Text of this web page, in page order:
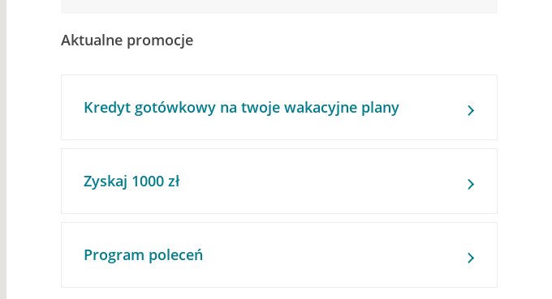
Aktualne promocje
Kredyt gotówkowy na twoje wakacyjne plany
Zyskaj 1000 zł
Program poleceń